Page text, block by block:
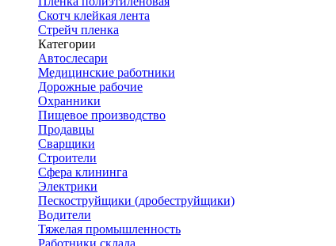
Скотч клейкая лента
Стрейч пленка
Категории
Автослесари
Медицинские работники
Дорожные рабочие
Охранники
Пищевое производство
Продавцы
Сварщики
Строители
Сфера клининга
Электрики
Пескоструйщики (дробеструйщики)
Водители
Тяжелая промышленность
Работники склада